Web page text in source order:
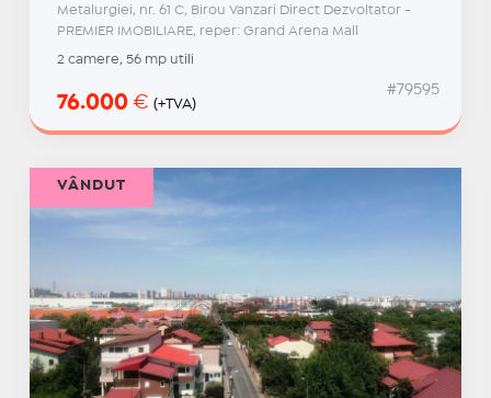
Metalurgiei, nr. 61 C, Birou Vanzari Direct Dezvoltator -
PREMIER IMOBILIARE, reper: Grand Arena Mall
2 camere, 56 mp utili
76.000 € (+TVA)
#79595
VÂNDUT